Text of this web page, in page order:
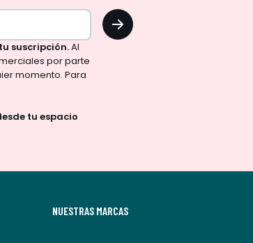
OK
suscripción.Al
por parte
momento. Para
tu espacio
NUESTRAS MARCAS